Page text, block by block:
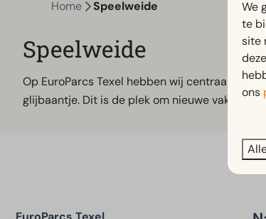
Home Speelweide
Speelweide
Op EuroParcs Texel hebben wij centraal
glijbaantje. Dit is de plek om nieuwe
We
te
site
ons